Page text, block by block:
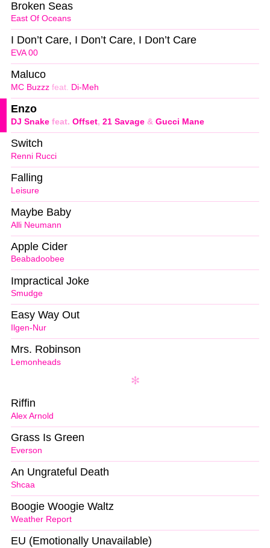
East Of Oceans
Broken Seas
EVA 00
I Don’t Care, I Don’t Care, I Don’t Care
MC Buzzz feat. Di-Meh
Maluco
DJ Snake feat. Offset, 21 Savage & Gucci Mane
Enzo
Renni Rucci
Switch
Leisure
Falling
Alli Neumann
Maybe Baby
Beabadoobee
Apple Cider
Smudge
Impractical Joke
Ilgen-Nur
Easy Way Out
Lemonheads
Mrs. Robinson
Alex Arnold
Riffin
Everson
Grass Is Green
Shcaa
An Ungrateful Death
Weather Report
Boogie Woogie Waltz
EU (Emotionally Unavailable)